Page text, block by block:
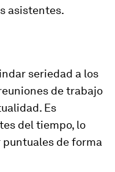
asistentes.
seriedad a los
de trabajo
Es
del tiempo, lo
de forma